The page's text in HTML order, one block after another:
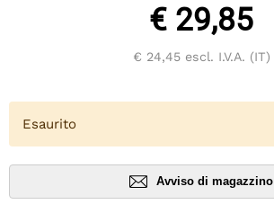
€ 29,85
€ 24,45escl. I.V.A. (IT)
Esaurito
Avviso di magazzino